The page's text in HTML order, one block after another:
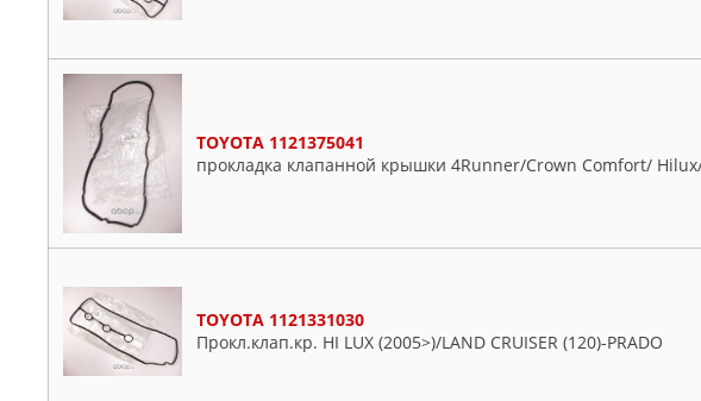
Raum
Rav4
Sienta
TOYOTA 1121375041
прокладка клапанной крышки 4Runner/Crown Comfort/
TOYOTA 1121331030
Прокл.клап.кр. HI LUX (2005>)/LAND CRUISER (120)-PRADO